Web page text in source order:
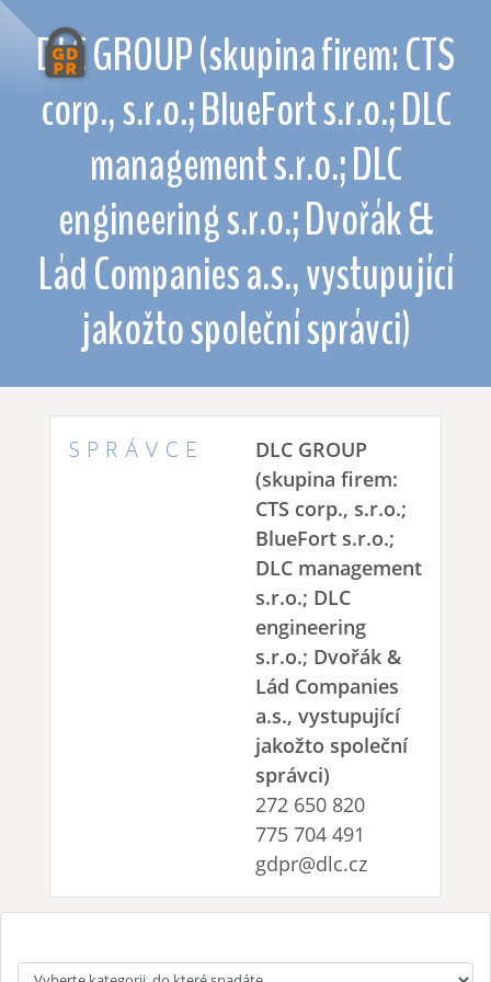
DLC GROUP (skupina firem: CTS
corp., s.r.o.; BlueFort s.r.o.; DLC
management s.r.o.; DLC
engineering s.r.o.; Dvořák &
Lád Companies a.s., vystupující
jakožto společní správci)
SPRÁVCE
DLC GROUP
(skupina firem:
CTS corp., s.r.o.;
BlueFort s.r.o.;
DLC management
s.r.o.; DLC
engineering
s.r.o.; Dvořák &
Lád Companies
a.s., vystupující
jakožto společní
správci)
272 650 820
775 704 491
gdpr@dlc.cz